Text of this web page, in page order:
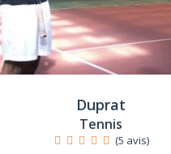
Duprat
Tennis
(5 avis)